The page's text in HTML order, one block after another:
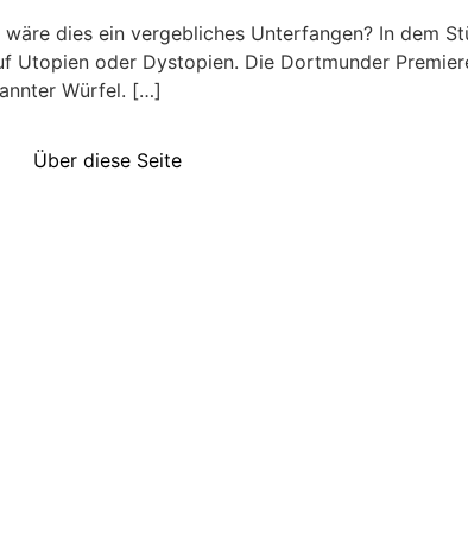
dies ein vergebliches Unterfangen? In dem
Utopien oder Dystopien. Die Dortmunder
Würfel. […]
Über diese Seite